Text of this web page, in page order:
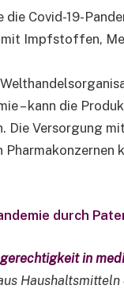
Covid-19-
Impfstoffen,
– kann die
Die Versorgung
durch
in
Haushaltsmitteln